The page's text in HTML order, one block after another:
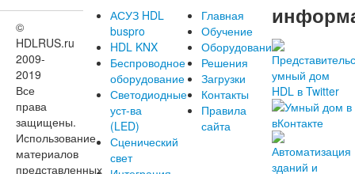
©
HDLRUS.ru
2009-
2019
Все
права
защищены.
Использование
материалов
представленных
АСУЗ HDL
buspro
HDL KNX
Беспроводное
оборудование
Светодиодные
уст-ва
(LED)
Сценический
свет
Главная
Обучение
Оборудование
Решения
Загрузки
Контакты
Правила
сайта